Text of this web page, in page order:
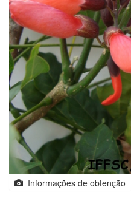
Informações de obtenção